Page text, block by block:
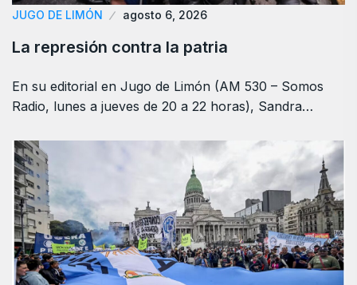
JUGO DE LIMÓN agosto 6, 2026
La represión contra la patria
En su editorial en Jugo de Limón (AM 530 – Somos
Radio, lunes a jueves de 20 a 22 horas), Sandra…